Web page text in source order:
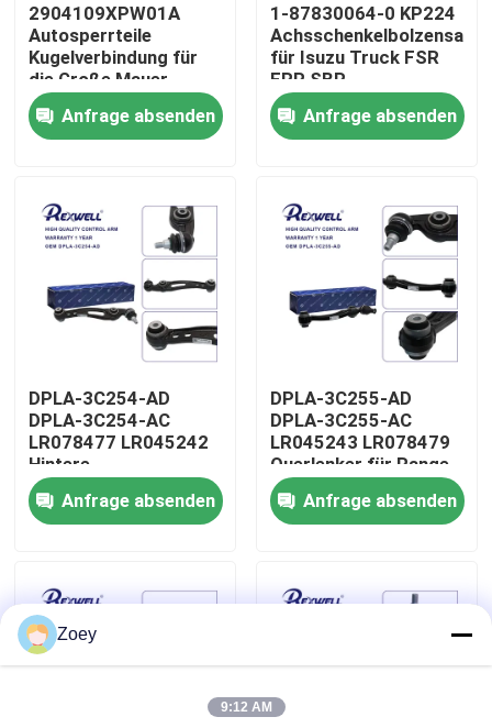
Zu Hause
Videos
Über uns
Werksbesichtigung
Qualitätskontrolle
Kontaktiere uns
Fälle
Bitte um ein Angebot
2904109XPW01A
Autosperrteile
Kugelverbindung für
die Große Mauer
Anfrage absenden
1-87830064-0 KP224
Achsschenkelbolzensatz
für Isuzu Truck FSR
FRR SBR
Anfrage absenden
DPLA-3C254-AD
DPLA-3C254-AC
LR078477 LR045242
Hintere
Frontuntersteuerung
für Range Rover Land
Rover
Anfrage absenden
DPLA-3C255-AD
DPLA-3C255-AC
LR045243 LR078479
Querlenker für Range
Rover Land Rover
Anfrage absenden
Zoey
9:12 AM